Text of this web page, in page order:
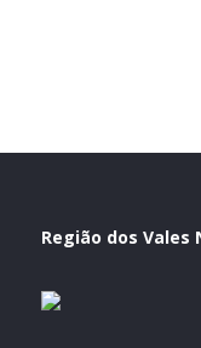
Região dos Vales